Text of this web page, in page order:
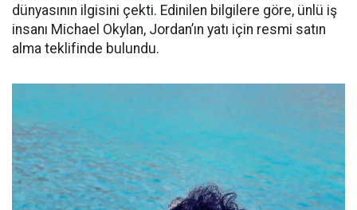
dünyasının ilgisini çekti. Edinilen bilgilere göre, ünlü iş
insanı Michael Okylan, Jordan’ın yatı için resmi satın
alma teklifinde bulundu.